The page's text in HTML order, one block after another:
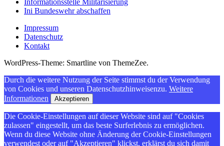
Informationsstelle Militarisierung
Ini Bundeswehr abschaffen
Impressum
Datenschutz
Kontakt
WordPress-Theme: Smartline von ThemeZee.
Durch die weitere Nutzung der Seite stimmst du der Verwendung
von Cookies und unseren Datenschutzhinweisenzu. Weitere
Informationen
Akzeptieren
Die Cookie-Einstellungen auf dieser Website sind auf "Cookies
zulassen" eingestellt, um das beste Surferlebnis zu ermöglichen.
Wenn du diese Website ohne Änderung der Cookie-Einstellungen
verwendest oder auf "Akzeptieren" klickst, erklärst du sich damit